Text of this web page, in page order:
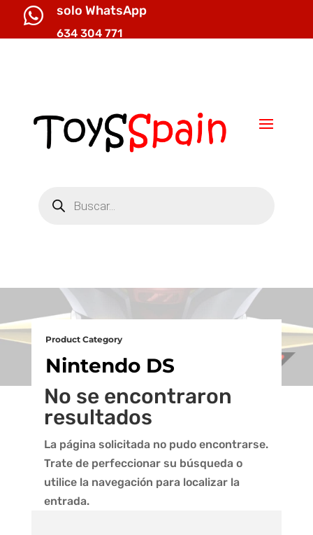
 solo WhatsApp
634 304 771
productos
Product Category
Nintendo DS
No se encontraron
resultados
La página solicitada no pudo encontrarse.
Trate de perfeccionar su búsqueda o
utilice la navegación para localizar la
entrada.